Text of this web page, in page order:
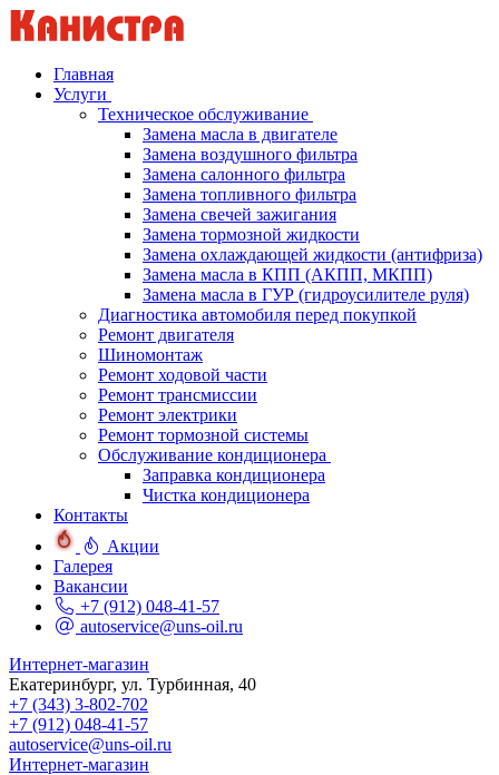
Главная
Услуги
Техническое обслуживание
Замена масла в двигателе
Замена воздушного фильтра
Замена салонного фильтра
Замена топливного фильтра
Замена свечей зажигания
Замена тормозной жидкости
Замена охлаждающей жидкости (антифриза)
Замена масла в КПП (АКПП, МКПП)
Замена масла в ГУР (гидроусилителе руля)
Диагностика автомобиля перед покупкой
Ремонт двигателя
Шиномонтаж
Ремонт ходовой части
Ремонт трансмиссии
Ремонт электрики
Ремонт тормозной системы
Обслуживание кондиционера
Заправка кондиционера
Чистка кондиционера
Контакты
Акции
Галерея
Вакансии
+7 (912) 048-41-57
autoservice@uns-oil.ru
Интернет-магазин
Екатеринбург, ул. Турбинная, 40
+7 (343) 3-802-702
+7 (912) 048-41-57
autoservice@uns-oil.ru
Интернет-магазин